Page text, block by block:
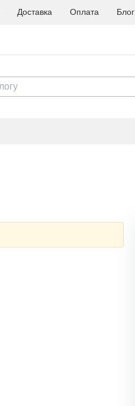
Доставка Оплата Блог